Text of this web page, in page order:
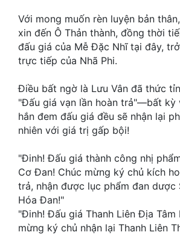
Huyền Huyễn
Huyền Nghi
Huyền Ảo
Hài Hước
Hệ Thống
Học Đường
Khoa Huyễn
Khoa Huyễn Không Gian
Kinh Dị
Với mong muốn rèn luyện bản
xin đến Ô Thản thành, đồng thời
đấu giá của Mễ Đặc Nhĩ tại đây,
trực tiếp của Nhã Phi.
Điều bất ngờ là Lưu Vân đã thức
"Đấu giá vạn lần hoàn trả"—bất kỳ
hắn đem đấu giá đều sẽ nhận lại
nhiên với giá trị gấp bội!
"Đinh! Đấu giá thành công nhị
Cơ Đan! Chúc mừng ký chủ kích
trả, nhận được lục phẩm đan dược
Hóa Đan!"
"Đinh! Đấu giá Thanh Liên Địa Tâm
mừng ký chủ nhận lại Thanh Liên